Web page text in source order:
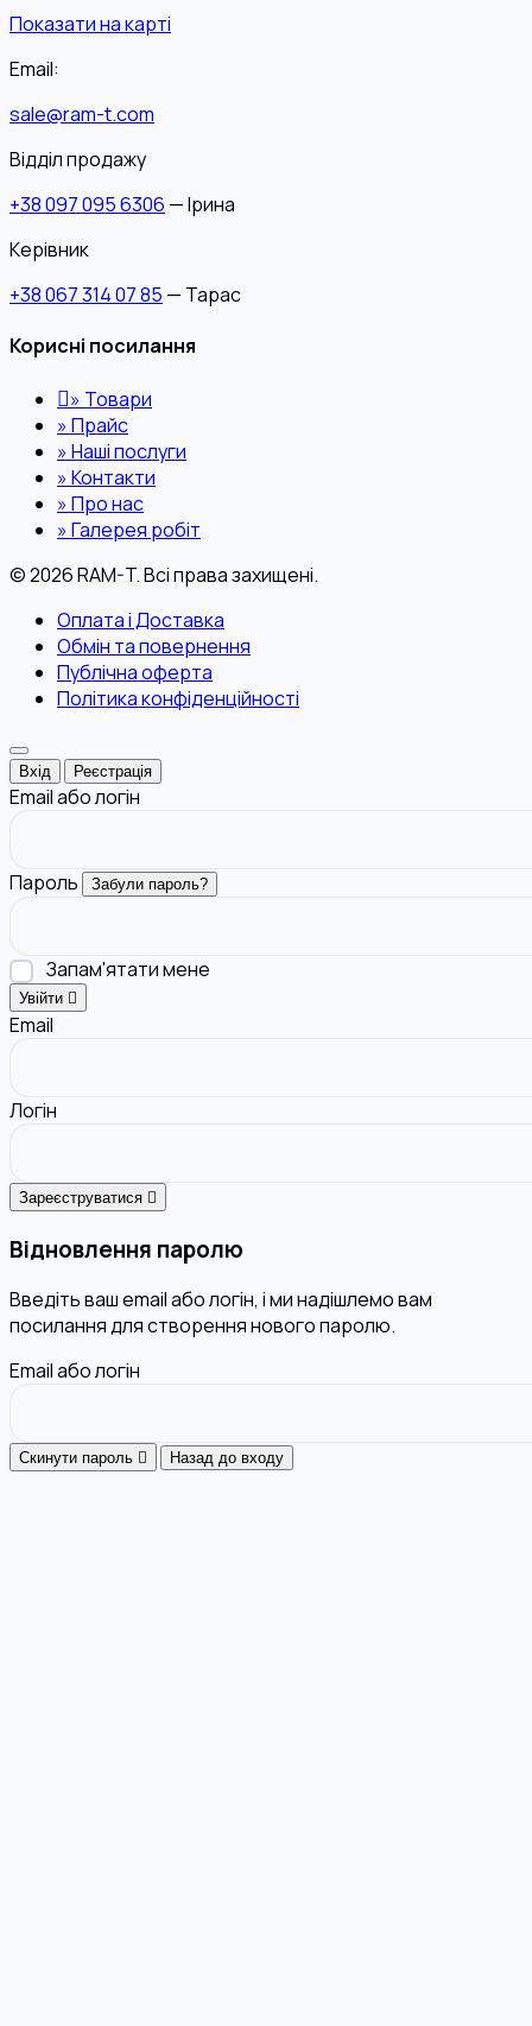
Показати на карті
Email:
sale@ram-t.com
Відділ продажу
+38 097 095 6306 — Ірина
Керівник
+38 067 314 07 85 — Тарас
Корисні посилання
» Товари
»Прайс
»Наші послуги
»Контакти
»Про нас
»Галерея робіт
© 2026 RAM-T. Всі права захищені.
Оплата і Доставка
Обмін та повернення
Публічна оферта
Політика конфіденційності
Вхід Реєстрація
Email або логін
Пароль Забули пароль?
Запам'ятати мене
Увійти
Email
Логін
Зареєструватися
Відновлення паролю
Введіть ваш email або логін, і ми надішлемо вам
посилання для створення нового паролю.
Email або логін
Скинути пароль Назад до входу